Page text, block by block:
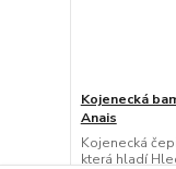
Kojenecká
Anais
Kojenecká
která hladí